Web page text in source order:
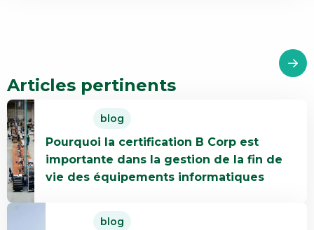
Articles pertinents
blog
Pourquoi la certification B Corp est
importante dans la gestion de la fin de
vie des équipements informatiques
En
savoir
plus
Pourquoi
la
certification
blog
En